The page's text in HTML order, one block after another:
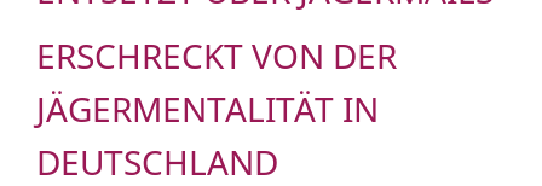
ERSCHRECKT VON DER
JÄGERMENTALITÄT IN
DEUTSCHLAND